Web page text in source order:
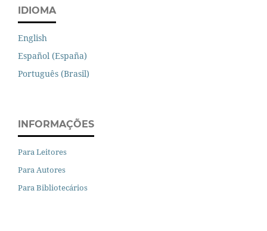
IDIOMA
English
Español (España)
Português (Brasil)
INFORMAÇÕES
Para Leitores
Para Autores
Para Bibliotecários